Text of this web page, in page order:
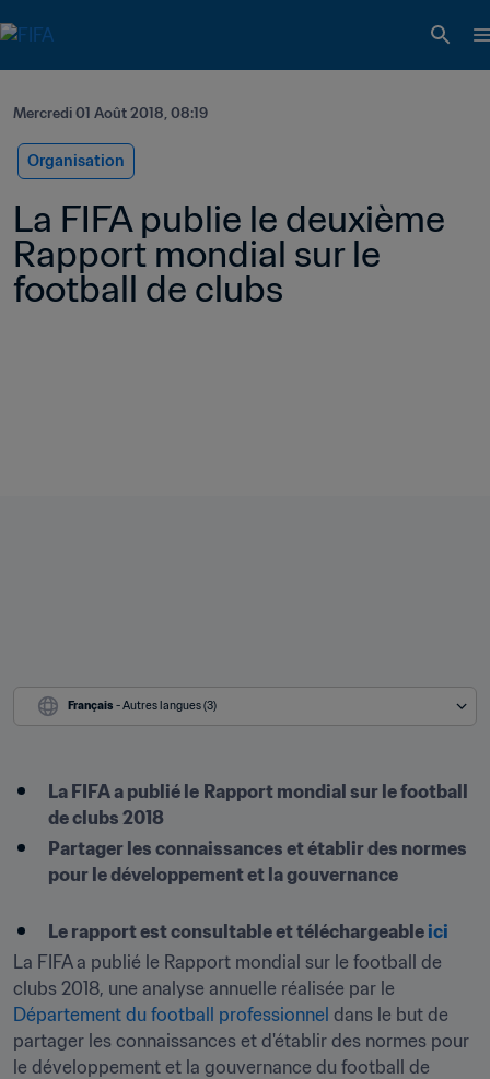
Mercredi 01 Août 2018, 08:19
Organisation
La FIFA publie le deuxième
Rapport mondial sur le
football de clubs
Français - Autres langues (3)
La FIFA a publié le Rapport mondial sur le football
de clubs 2018
Partager les connaissances et établir des normes
pour le développement et la gouvernance
Le rapport est consultable et téléchargeable ici
La FIFA a publié le Rapport mondial sur le football de
Département du football professionnel dans le but de
partager les connaissances et d'établir des normes pour
le développement et la gouvernance du football de